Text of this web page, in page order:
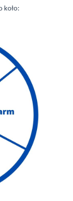
koło: